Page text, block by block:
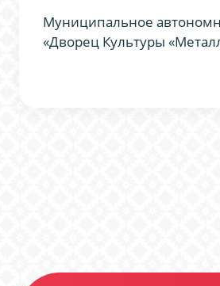
Муниципальное
«Дворец Культуры